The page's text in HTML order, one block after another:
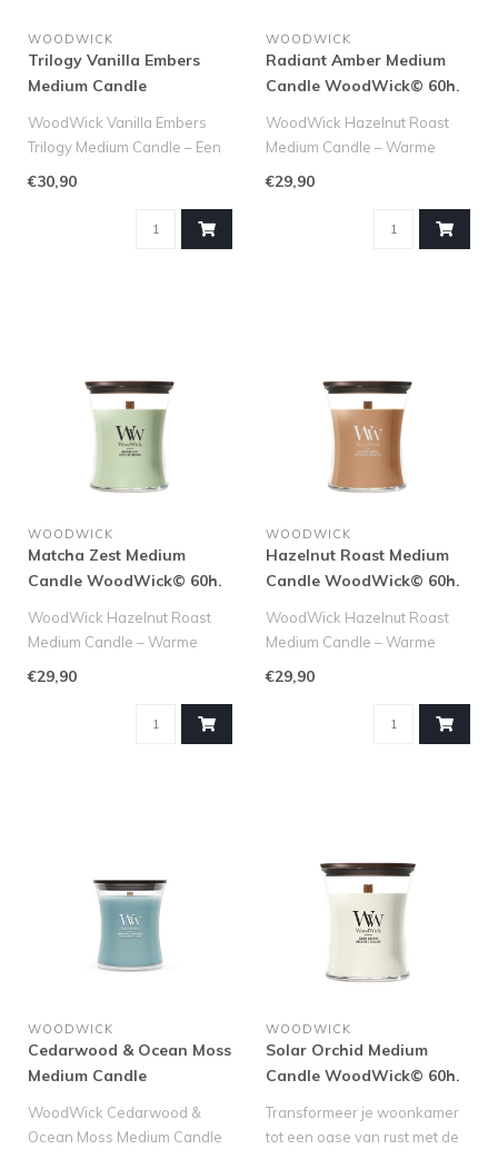
WOODWICK
Trilogy Vanilla Embers
Medium Candle
WoodWick Vanilla Embers
Trilogy Medium Candle – Een
€30,90
WOODWICK
Radiant Amber Medium
Candle WoodWick© 60h.
WoodWick Hazelnut Roast
Medium Candle – Warme
€29,90
WOODWICK
Matcha Zest Medium
Candle WoodWick© 60h.
WoodWick Hazelnut Roast
Medium Candle – Warme
€29,90
WOODWICK
Hazelnut Roast Medium
Candle WoodWick© 60h.
WoodWick Hazelnut Roast
Medium Candle – Warme
€29,90
WOODWICK
Cedarwood & Ocean Moss
Medium Candle
WoodWick Cedarwood &
Ocean Moss Medium Candle
WOODWICK
Solar Orchid Medium
Candle WoodWick© 60h.
Transformeer je woonkamer
tot een oase van rust met de